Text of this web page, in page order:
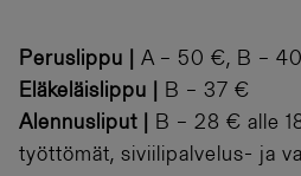
Peruslippu | A – 50 €, B –
Eläkeläislippu
B – 37 €
Alennusliput
B – 28 € alle
työttömät, siviilipalvelus- ja